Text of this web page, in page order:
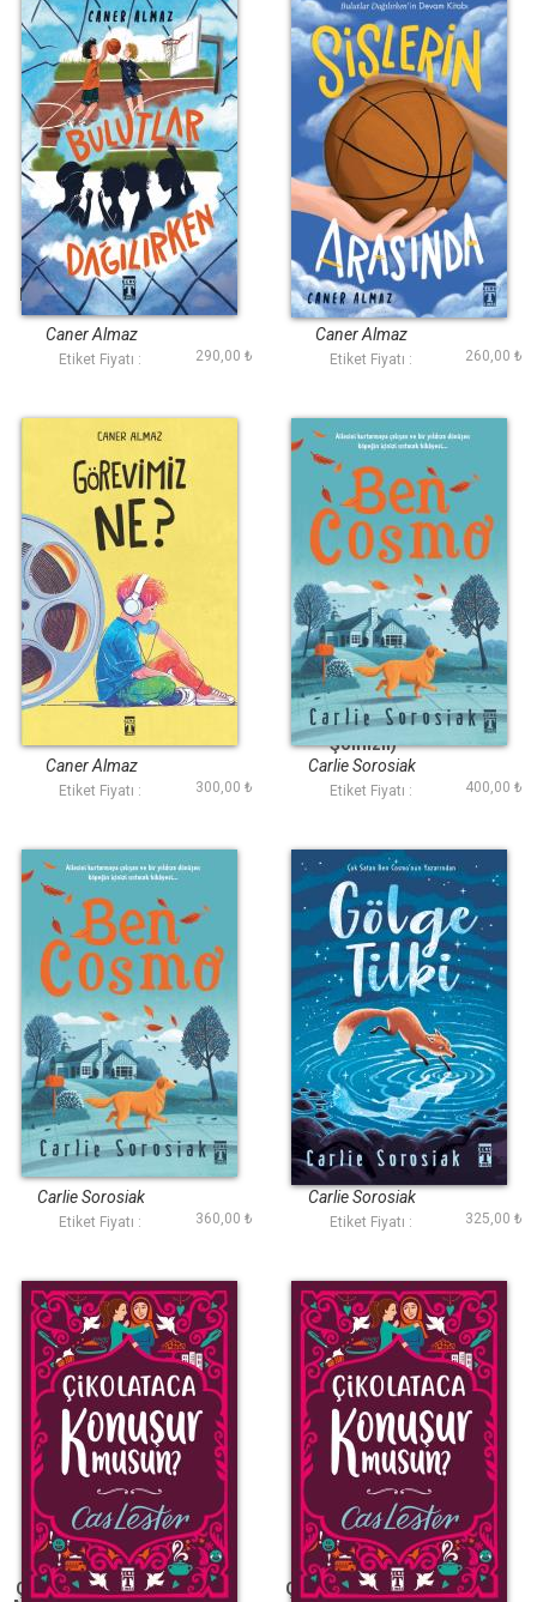
Bulutlar Dağılırken
Caner Almaz
Etiket Fiyatı : 290,00 ₺
Sislerin Arasında
Caner Almaz
Etiket Fiyatı : 260,00 ₺
Görevimiz Ne
Caner Almaz
Etiket Fiyatı : 300,00 ₺
Ben Cosmo (Ciltli
Şömizli)
Carlie Sorosiak
Etiket Fiyatı : 400,00 ₺
Ben Cosmo
Carlie Sorosiak
Etiket Fiyatı : 360,00 ₺
Gölge Tilki
Carlie Sorosiak
Etiket Fiyatı : 325,00 ₺
Çikolataca Konuşur
Çikolataca Konuşur